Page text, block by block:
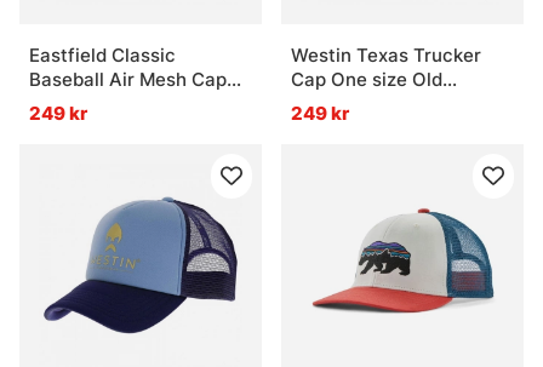
Eastfield Classic
Baseball Air Mesh Cap
Black
249 kr
Westin Texas Trucker
Cap One size Old
Fashioned
249 kr